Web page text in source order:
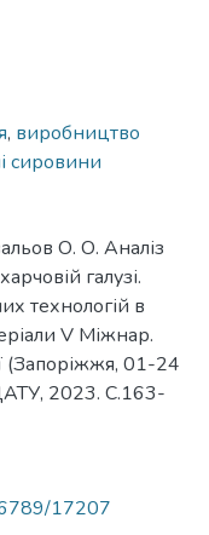
, виробництво
сировини
О. О. Аналіз
галузі.
технологій в
V Міжнар.
(Запоріжжя, 01-24
2023. С.163-
17207